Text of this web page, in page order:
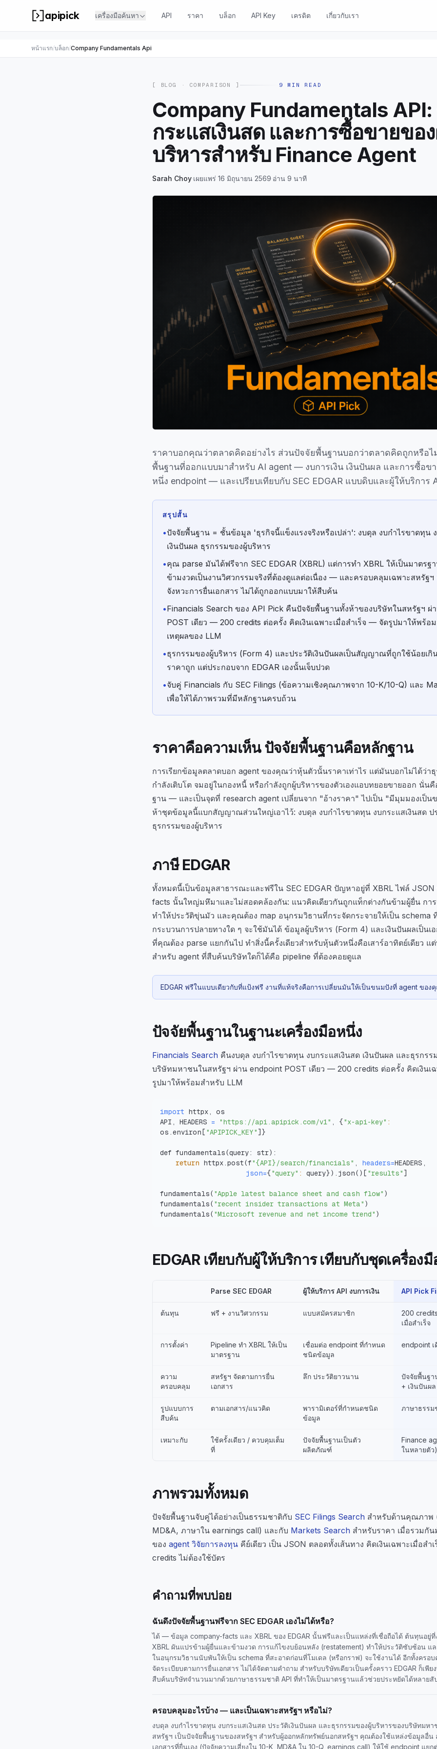
apipick เครื่องมือค้นหา API ราคา บล็อก API Key เครดิต เกี่ยวกับเรา
หน้าแรก/บล็อก/Company Fundamentals Api
[ BLOG ·COMPARISON ] 9 MIN READ
Company Fundamentals API:
กระแสเงินสด และการซื้อขายขอ
บริหารสำหรับ Finance Agent
Sarah Choy·เผยแพร่ 16 มิถุนายน 2569·อ่าน 9 นาที
ราคาบอกคุณว่าตลาดคิดอย่างไร ส่วนปัจจัยพื้นฐานบอกว่าตลาดคิดถูกหรือไ
พื้นฐานที่ออกแบบมาสำหรับ AI agent — งบการเงิน เงินปันผล และการซื้อข
หนึ่ง endpoint — และเปรียบเทียบกับ SEC EDGAR แบบดิบและผู้ให้บริการ
สรุปสั้น
•ปัจจัยพื้นฐาน = ชั้นข้อมูล 'ธุรกิจนี้แข็งแรงจริงหรือเปล่า': งบดุล งบกำไรขาดทุน
เงินปันผล ธุรกรรมของผู้บริหาร
•คุณ parse มันได้ฟรีจาก SEC EDGAR (XBRL) แต่การทำ XBRL ให้เป็นมาตรฐ
ข้ามงวดเป็นงานวิศวกรรมจริงที่ต้องดูแลต่อเนื่อง — และครอบคลุมเฉพาะสหรัฐฯ
จังหวะการยื่นเอกสาร ไม่ได้ถูกออกแบบมาให้สืบค้น
•Financials Search ของ API Pick คืนปัจจัยพื้นฐานทั้งห้าของบริษัทในสหรัฐฯ ผ่
POST เดียว — 200 credits ต่อครั้ง คิดเงินเฉพาะเมื่อสำเร็จ — จัดรูปมาให้พร้อ
เหตุผลของ LLM
•ธุรกรรมของผู้บริหาร (Form 4) และประวัติเงินปันผลเป็นสัญญาณที่ถูกใช้น้อยเกิ
ราคาถูก แต่ประกอบจาก EDGAR เองนั้นเจ็บปวด
•จับคู่ Financials กับ SEC Filings (ข้อความเชิงคุณภาพจาก 10-K/10-Q) และ
เพื่อให้ได้ภาพรวมที่มีหลักฐานครบถ้วน
ราคาคือความเห็น ปัจจัยพื้นฐานคือหลักฐาน
การเรียกข้อมูลตลาดบอก agent ของคุณว่าหุ้นตัวนั้นราคาเท่าไร แต่มันบอกไม่ได้ว่าธุ
กำลังเติบโต จมอยู่ในกองหนี้ หรือกำลังถูกผู้บริหารของตัวเองแอบทยอยขายออก นั่น
ฐาน — และเป็นจุดที่ research agent เปลี่ยนจาก "อ้างราคา" ไปเป็น "มีมุมมองเป็นข
ห้าชุดข้อมูลนี้แบกสัญญาณส่วนใหญ่เอาไว้: งบดุล งบกำไรขาดทุน งบกระแสเงินสด ป
ธุรกรรมของผู้บริหาร
ภาษี EDGAR
ทั้งหมดนี้เป็นข้อมูลสาธารณะและฟรีใน SEC EDGAR ปัญหาอยู่ที่ XBRL ไฟล์
facts นั้นใหญ่มหึมาและไม่สอดคล้องกัน: แนวคิดเดียวกันถูกแท็กต่างกันข้ามผู้ยื่น กา
ทำให้ประวัติขุ่นมัว และคุณต้อง map อนุกรมวิธานที่กระจัดกระจายให้เป็น schema
กระบวนการปลายทางใด ๆ จะใช้มันได้ ข้อมูลผู้บริหาร (Form 4) และเงินปันผลเป็นเ
ที่คุณต้อง parse แยกกันไป ทำสิ่งนี้ครั้งเดียวสำหรับหุ้นตัวหนึ่งคือเสาร์อาทิตย์เดียว แ
สำหรับ agent ที่สืบค้นบริษัทใดก็ได้คือ pipeline ที่ต้องคอยดูแล
EDGAR ฟรีในแบบเดียวกับที่แป้งฟรี งานที่แท้จริงคือการเปลี่ยนมันให้เป็นขนมปังที่ agent ของ
ปัจจัยพื้นฐานในฐานะเครื่องมือหนึ่ง
Financials Search คืนงบดุล งบกำไรขาดทุน งบกระแสเงินสด เงินปันผล และธุรกรร
บริษัทมหาชนในสหรัฐฯ ผ่าน endpoint POST เดียว — 200 credits ต่อครั้ง คิดเงินเฉ
รูปมาให้พร้อมสำหรับ LLM
import
API, HEADERS = "https://api.apipick.com/v1" , { "x-api-key" :
os.environ [ "APIPICK_KEY" ] }
def fundamentals(query: str)
return httpx.post(f"{API}/search/financials" , headers=
json={ "query" : query}) .json( ) [ "results" ]
fundamentals( "Apple latest balance sheet and cash flow" )
fundamentals( "recent insider transactions at Meta" )
fundamentals( "Microsoft revenue and net income trend" )
EDGAR เทียบกับผู้ให้บริการ เทียบกับชุดเครื่องมื
Parse SEC EDGAR ผู้ให้บริการ API งบการเงิน API Pick
ต้นทุน ฟรี + งานวิศวกรรม แบบสมัครสมาชิก
200
เมื่อสำเร็จ
การตั้งค่า
Pipeline ทำ XBRL ให้เป็น
มาตรฐาน
เชื่อมต่อ endpoint ที่กำหนด
ชนิดข้อมูล
endpoint เ
ความ
ครอบคลุม
สหรัฐฯ จัดตามการยื่น
เอกสาร
ลึก ประวัติยาวนาน
ปัจจัยพื้นฐา
+ เงินปันผล
รูปแบบการ
สืบค้น
ตามเอกสาร/แนวคิด
พารามิเตอร์ที่กำหนดชนิด
ข้อมูล
ภาษาธรรม
เหมาะกับ
ใช้ครั้งเดียว / ควบคุมเต็ม
ที่
ปัจจัยพื้นฐานเป็นตัว
ผลิตภัณฑ์
Finance
ในหลายตัว)
ภาพรวมทั้งหมด
ปัจจัยพื้นฐานจับคู่ได้อย่างเป็นธรรมชาติกับ SEC Filings Search สำหรับด้านคุณภาพ
MD&A, ภาษาใน earnings call) และกับ Markets Search สำหรับราคา เมื่อรวมกั
ของ agent วิจัยการลงทุน คีย์เดียว เป็น JSON ตลอดทั้งเส้นทาง คิดเงินเฉพาะเมื่อสำ
credits ไม่ต้องใช้บัตร
คำถามที่พบบ่อย
ฉันดึงปัจจัยพื้นฐานฟรีจาก SEC EDGAR เองไม่ได้หรือ?
ได้ — ข้อมูล company-facts และ XBRL ของ EDGAR นั้นฟรีและเป็นแหล่งที่เชื่อถือได้ ต้นทุนอยู่
XBRL ผันแปรข้ามผู้ยื่นและข้ามงวด การแก้ไขงบย้อนหลัง (restatement) ทำให้ประวัติซับซ้อน แ
ในอนุกรมวิธานนับพันให้เป็น schema ที่สะอาดก่อนที่โมเดล (หรือกราฟ) จะใช้งานได้ อีกทั้งครอ
จัดระเบียบตามการยื่นเอกสาร ไม่ได้จัดตามคำถาม สำหรับบริษัทเดียวเป็นครั้งคราว EDGAR ก็เพี
สืบค้นบริษัทจำนวนมากด้วยภาษาธรรมชาติ API ที่ทำให้เป็นมาตรฐานแล้วช่วยประหยัดได้หลายสั
ครอบคลุมอะไรบ้าง — และเป็นเฉพาะสหรัฐฯ หรือไม่?
งบดุล งบกำไรขาดทุน งบกระแสเงินสด ประวัติเงินปันผล และธุรกรรมของผู้บริหารของบริษัทมห
สหรัฐฯ เป็นปัจจัยพื้นฐานของสหรัฐฯ สำหรับผู้ออกหลักทรัพย์นอกสหรัฐฯ คุณต้องใช้แหล่งข้อมูลอื่น
เอกสารที่ยื่นเอง (ปัจจัยความเสี่ยงใน 10-K, MD&A ใน 10-Q, earnings call) ให้ใช้ endpoint แยก